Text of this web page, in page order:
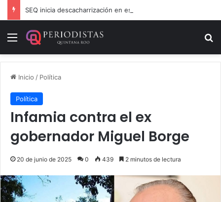
Menú
Inicio / Política
Política
Infamia contra el ex
gobernador Miguel Borge
20 de junio de 2025 0 439 2 minutos de lectura